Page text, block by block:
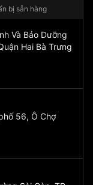
bị sẵn hàng
Và Bảo Dưỡng
Hai Bà Trưng
56, Ô Chợ